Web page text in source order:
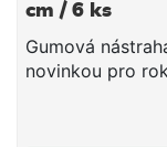
cm / 6 ks
Gumová
novinkou pro
ocásek vytváří